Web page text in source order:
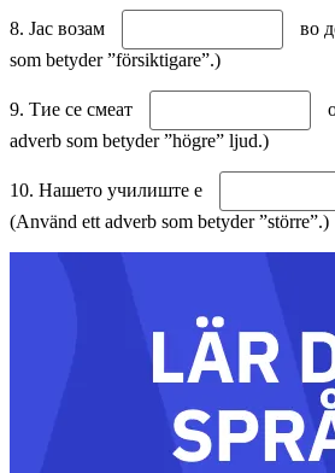
8. Јас возам
во
som betyder ”försiktigare”.)
9. Тие се смеат
adverb som betyder ”högre” ljud.)
10. Нашето училиште е
(Använd ett adverb som betyder ”större”.)